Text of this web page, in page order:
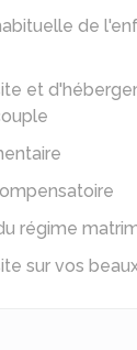
de
et
régime
sur vos